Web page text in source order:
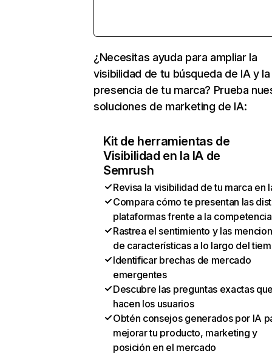
¿Necesitas ayuda para ampliar la
visibilidad de tu búsqueda de IA y la
presencia de tu marca? Prueba
soluciones de marketing de IA:
Kit de herramientas de
Visibilidad en la IA de
Semrush
Revisa la visibilidad de tu marca en
Compara cómo te presentan las
plataformas frente a la competencia
Rastrea el sentimiento y las
de características a lo largo del
Identificar brechas de mercado
emergentes
Descubre las preguntas exactas
hacen los usuarios
Obtén consejos generados por IA
mejorar tu producto, marketing y
posición en el mercado